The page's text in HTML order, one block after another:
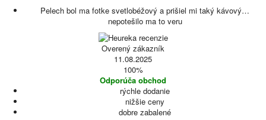
Pelech bol ma fotke svetlobéžový a prišiel mi taký kávový…
nepotešilo ma to veru
Overený zákazník
11.08.2025
100%
Odporúča obchod
rýchle dodanie
nižšie ceny
dobre zabalené